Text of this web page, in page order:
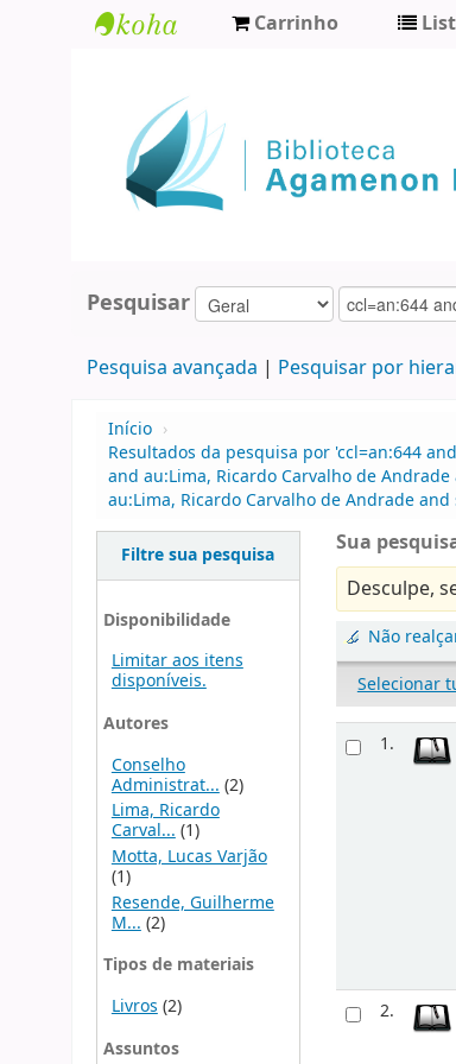
Agamenon
Magalhães
Carrinho
Pesquisar
Pesquisa avançada Pesquisar por
Início ›
Resultados da pesquisa por 'ccl=an:644
and au:Lima, Ricardo Carvalho de
au:Lima, Ricardo Carvalho de Andrade
Filtre sua pesquisa
Disponibilidade
Limitar aos itens
disponíveis.
Autores
Conselho
Administrat... (2)
Lima, Ricardo
Carval...(1)
Motta, Lucas Varjão
(1)
Resende, Guilherme
M... (2)
Tipos de materiais
Livros (2)
Assuntos
Sua
Desculpe,
Não
Selecionar
1.
2.